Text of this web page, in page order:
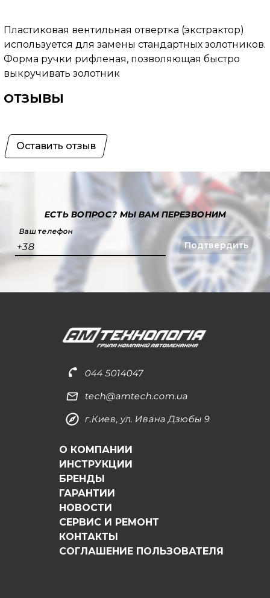
Пластиковая вентильная отвертка (экстрактор)
используется для замены стандартных золотников.
Форма ручки рифленая, позволяющая быстро
выкручивать золотник
ОТЗЫВЫ
Оставить отзыв
ЕСТЬ ВОПРОС?МЫ ВАМ ПЕРЕЗВОНИМ
Ваш телефон
+38 Подтвердить
044 5014047
tech@amtech.com.ua
г.Киев, ул. Ивана Дзюбы 9
О КОМПАНИИ
ИНСТРУКЦИИ
БРЕНДЫ
ГАРАНТИИ
НОВОСТИ
СЕРВИС И РЕМОНТ
КОНТАКТЫ
СОГЛАШЕНИЕ ПОЛЬЗОВАТЕЛЯ